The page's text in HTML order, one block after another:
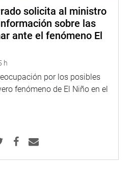
solicita al ministro
sobre las
ante el fenómeno El
h
por los posibles
fenómeno de El Niño en el